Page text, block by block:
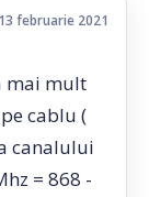
13 februarie 2021
mai mult
cablu (
canalului
= 868 -